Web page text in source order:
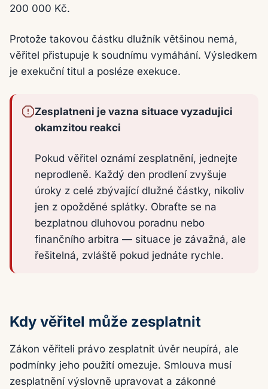
200 000 Kč.
Protože takovou částku dlužník většinou nemá,
věřitel přistupuje k soudnímu vymáhání. Výsledkem
je exekuční titul a posléze exekuce.
Zesplatneni je vazna situace vyzadujici
okamzitou reakci
Pokud věřitel oznámí zesplatnění, jednejte
neprodleně. Každý den prodlení zvyšuje
úroky z celé zbývající dlužné částky, nikoliv
jen z opožděné splátky. Obraťte se na
bezplatnou dluhovou poradnu nebo
finančního arbitra — situace je závažná, ale
řešitelná, zvláště pokud jednáte rychle.
Kdy věřitel může zesplatnit
Zákon věřiteli právo zesplatnit úvěr neupírá, ale
podmínky jeho použití omezuje. Smlouva musí
zesplatnění výslovně upravovat a zákonné